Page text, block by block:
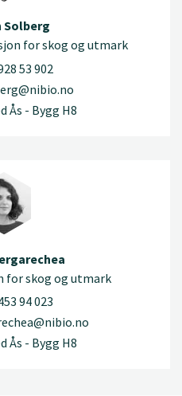
Solberg
for skog og utmark
53 902
Ås - Bygg H8
for skog og utmark
94 023
Ås - Bygg H8